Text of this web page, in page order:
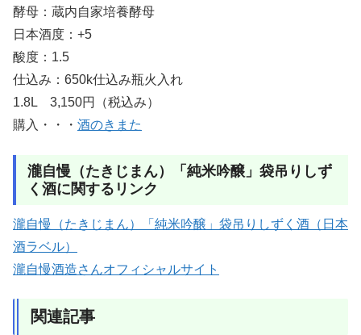
酵母：蔵内自家培養酵母
日本酒度：+5
酸度：1.5
仕込み：650k仕込み瓶火入れ
1.8L 3,150円（税込み）
購入・・・ 酒のきまた
瀧自慢（たきじまん）「純米吟醸」袋吊りしず
く酒に関するリンク
瀧自慢（たきじまん）「純米吟醸」袋吊りしずく酒（日本
酒ラベル）
瀧自慢酒造さんオフィシャルサイト
関連記事